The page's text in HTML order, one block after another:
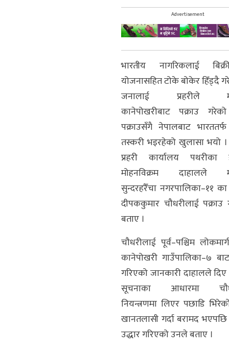
Advertisement
भारतीय नागरिकलाई
योजनासहित टोके बोकेर हिँड्दै
जनालाई प्रहरीले
कानेपोखरीबाट पक्राउ
पक्राउसँगै नेपालबाट
तस्करी भइरहेको खुलासा भयो
प्रहरी कार्यालय पथरीका
मोहनविक्रम दाहालले
सुन्दरहरैँचा नगरपालिका–११
दीपककुमार चौधरीलाई पक्राउ
बताए ।
चौधरीलाई पूर्व–पश्चिम
कानेपोखरी गाउँपालिका–७
गरिएको जानकारी दाहालले
सूचनाका आधारमा
नियन्त्रणमा लिएर पछाडि
खानतलासी गर्दा बरामद
उद्धार गरिएको उनले बताए ।